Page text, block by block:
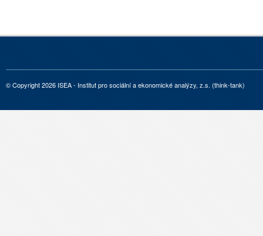
© Copyright 2026 ISEA - Institut pro sociální a ekonomické analýzy, z.s. (think-tank)